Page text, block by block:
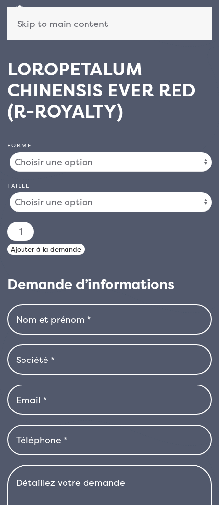
Skip to main content
LOROPETALUM
CHINENSIS EVER RED
(R-ROYALTY)
FORME
TAILLE
quantité
de
LOROPETALUM
EVER
(R-
ROYALTY)
Ajouter à la demande
Demande d’informations